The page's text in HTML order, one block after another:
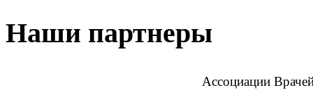
Наши партнеры
Ассоциации